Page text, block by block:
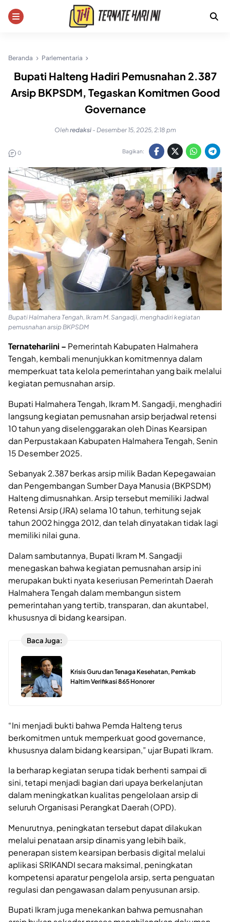
Beranda Parlementaria
Bupati Halteng Hadiri Pemusnahan 2.387
Arsip BKPSDM, Tegaskan Komitmen Good
Governance
Olehredaksi - Desember 15, 2025, 2:18 pm
0 Bagikan:
Bupati Halmahera Tengah, Ikram M. Sangadji, menghadiri kegiatan
pemusnahan arsip BKPSDM
Ternatehariini – Pemerintah Kabupaten Halmahera
Tengah, kembali menunjukkan komitmennya dalam
memperkuat tata kelola pemerintahan yang baik melalui
kegiatan pemusnahan arsip.
Bupati Halmahera Tengah, Ikram M. Sangadji, menghadiri
langsung kegiatan pemusnahan arsip berjadwal retensi
10 tahun yang diselenggarakan oleh Dinas Kearsipan
dan Perpustakaan Kabupaten Halmahera Tengah, Senin
15 Desember 2025.
Sebanyak 2.387 berkas arsip milik Badan Kepegawaian
dan Pengembangan Sumber Daya Manusia (BKPSDM)
Halteng dimusnahkan. Arsip tersebut memiliki Jadwal
Retensi Arsip (JRA) selama 10 tahun, terhitung sejak
tahun 2002 hingga 2012, dan telah dinyatakan tidak lagi
memiliki nilai guna.
Dalam sambutannya, Bupati Ikram M. Sangadji
menegaskan bahwa kegiatan pemusnahan arsip ini
merupakan bukti nyata keseriusan Pemerintah Daerah
Halmahera Tengah dalam membangun sistem
pemerintahan yang tertib, transparan, dan akuntabel,
khususnya di bidang kearsipan.
Baca Juga:
Krisis Guru dan Tenaga Kesehatan, Pemkab
Haltim Verifikasi 865 Honorer
“Ini menjadi bukti bahwa Pemda Halteng terus
berkomitmen untuk memperkuat good governance,
khususnya dalam bidang kearsipan,” ujar Bupati Ikram.
Ia berharap kegiatan serupa tidak berhenti sampai di
sini, tetapi menjadi bagian dari upaya berkelanjutan
dalam meningkatkan kualitas pengelolaan arsip di
seluruh Organisasi Perangkat Daerah (OPD).
Menurutnya, peningkatan tersebut dapat dilakukan
melalui penataan arsip dinamis yang lebih baik,
penerapan sistem kearsipan berbasis digital melalui
aplikasi SRIKANDI secara maksimal, peningkatan
kompetensi aparatur pengelola arsip, serta penguatan
regulasi dan pengawasan dalam penyusunan arsip.
Bupati Ikram juga menekankan bahwa pemusnahan